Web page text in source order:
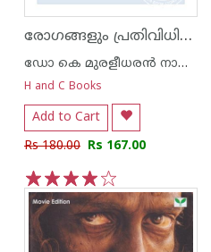
രോഗങ്ങളും പ്രതിവിധികളും
ഡോ കെ മുരളീധരന്‍ നായര്‍ വെള്ളയമ്പലം
H and C Books
Add to Cart
Rs 180.00 Rs 167.00
5
4
3
2
1